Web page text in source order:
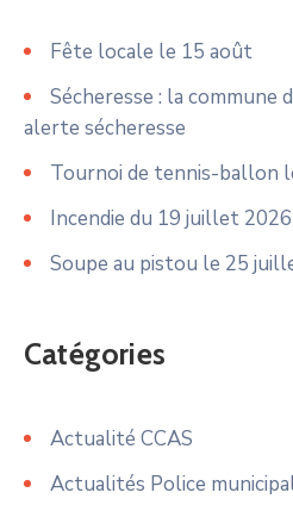
Fête locale le 15 août
Sécheresse : la commune
alerte sécheresse
Tournoi de tennis-ballon
Incendie du 19 juillet 2026
Soupe au pistou le 25
Catégories
Actualité CCAS
Actualités Police